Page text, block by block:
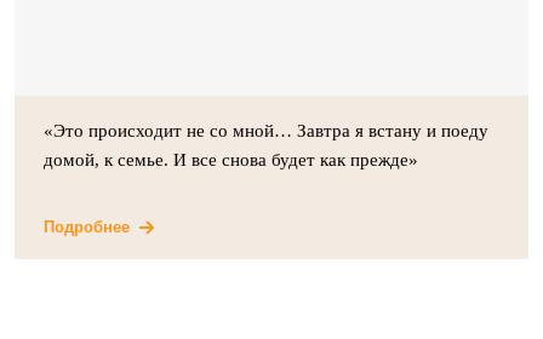
«Это происходит не со мной… Завтра я встану и поеду
домой, к семье. И все снова будет как прежде»
Подробнее